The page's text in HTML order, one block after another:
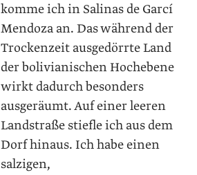
komme ich in Salinas de Garcí
Mendoza an. Das während der
Trockenzeit ausgedörrte Land
der bolivianischen Hochebene
wirkt dadurch besonders
ausgeräumt. Auf einer leeren
Landstraße stiefle ich aus dem
Dorf hinaus. Ich habe einen
salzigen,